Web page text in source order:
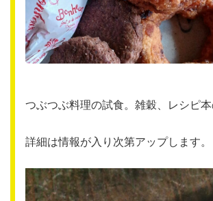
つぶつぶ料理の試食。雑穀、レシピ本
詳細は情報が入り次第アップします。